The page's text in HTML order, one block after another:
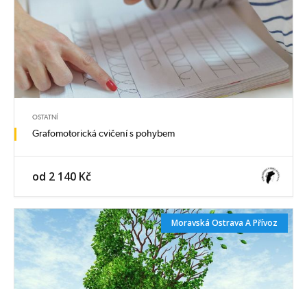
OSTATNÍ
Grafomotorická cvičení s pohybem
od 2 140 Kč
Moravská Ostrava A Přívoz